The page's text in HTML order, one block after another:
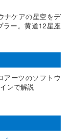
ナケアの星空をデ
ラー。黄道12星座
アーツのソフトウ
ンで解説